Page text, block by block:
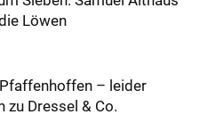
Löwen
– leider
zu Dressel & Co.